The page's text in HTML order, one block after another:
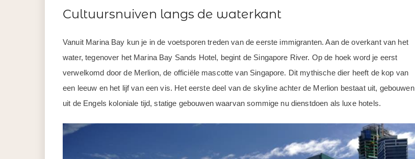
Cultuursnuiven langs de waterkant
Vanuit Marina Bay kun je in de voetsporen treden van de eerste immigranten. Aan de overkant van het
water, tegenover het Marina Bay Sands Hotel, begint de Singapore River. Op de hoek word je eerst
verwelkomd door de Merlion, de officiële mascotte van Singapore. Dit mythische dier heeft de kop van
een leeuw en het lijf van een vis. Het eerste deel van de skyline achter de Merlion bestaat uit, gebouwen
uit de Engels koloniale tijd, statige gebouwen waarvan sommige nu dienstdoen als luxe hotels.